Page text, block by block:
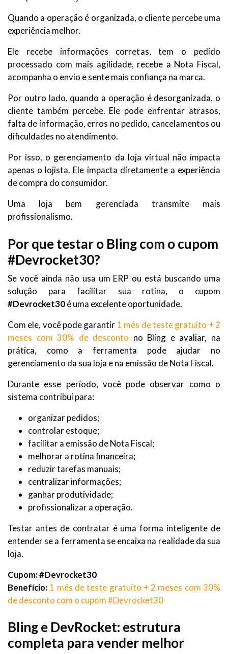
Quando a operação é organizada, o cliente percebe uma
experiência melhor.
Ele recebe informações corretas, tem o pedido
processado com mais agilidade, recebe a Nota Fiscal,
acompanha o envio e sente mais confiança na marca.
Por outro lado, quando a operação é desorganizada, o
cliente também percebe. Ele pode enfrentar atrasos,
falta de informação, erros no pedido, cancelamentos ou
dificuldades no atendimento.
Por isso, o gerenciamento da loja virtual não impacta
apenas o lojista. Ele impacta diretamente a experiência
de compra do consumidor.
Uma loja bem gerenciada transmite mais
profissionalismo.
Por que testar o Bling com o cupom
#Devrocket30?
Se você ainda não usa um ERP ou está buscando uma
solução para facilitar sua rotina, o cupom
#Devrocket30é uma excelente oportunidade.
Com ele, você pode garantir 1 mês de teste gratuito + 2
meses com 30% de desconto no Bling e avaliar, na
prática, como a ferramenta pode ajudar no
gerenciamento da sua loja e na emissão de Nota Fiscal.
Durante esse período, você pode observar como o
sistema contribui para:
organizar pedidos;
controlar estoque;
facilitar a emissão de Nota Fiscal;
melhorar a rotina financeira;
reduzir tarefas manuais;
centralizar informações;
ganhar produtividade;
profissionalizar a operação.
Testar antes de contratar é uma forma inteligente de
entender se a ferramenta se encaixa na realidade da sua
loja.
Cupom:#Devrocket30
Benefício: 1 mês de teste gratuito + 2 meses com 30%
de desconto com o cupom #Devrocket30
Bling e DevRocket: estrutura
completa para vender melhor